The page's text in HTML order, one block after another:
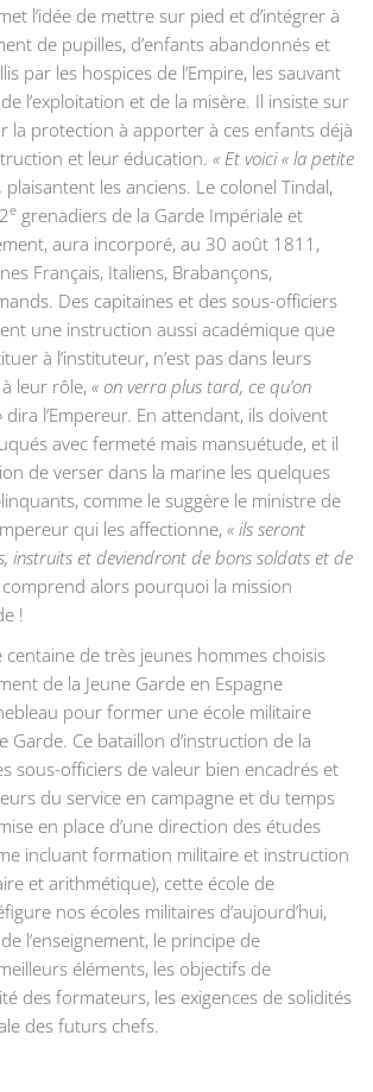
l’idée de mettre sur pied et d’intégrer à
de pupilles, d’enfants abandonnés et
par les hospices de l’Empire, les sauvant
l’exploitation et de la misère. Il insiste sur
la protection à apporter à ces enfants déjà
et leur éducation. « Et voici « la petite
plaisantent les anciens. Le colonel Tindal,
e grenadiers de la Garde Impériale et
aura incorporé, au 30 août 1811,
Français, Italiens, Brabançons,
Des capitaines et des sous-officiers
une instruction aussi académique que
à l’instituteur, n’est pas dans leurs
leur rôle, « on verra plus tard, ce qu’on
dira l’Empereur En attendant, ils doivent
avec fermeté mais mansuétude, et il
de verser dans la marine les quelques
comme le suggère le ministre de
qui les affectionne, « ils seront
instruits et deviendront de bons soldats et de
comprend alors pourquoi la mission
!
centaine de très jeunes hommes choisis
de la Jeune Garde en Espagne
pour former une école militaire
Garde. Ce bataillon d’instruction de la
sous-officiers de valeur bien encadrés et
du service en campagne et du temps
en place d’une direction des études
incluant formation militaire et instruction
et arithmétique), cette école de
nos écoles militaires d’aujourd’hui,
l’enseignement, le principe de
éléments, les objectifs de
des formateurs, les exigences de solidités
des futurs chefs.